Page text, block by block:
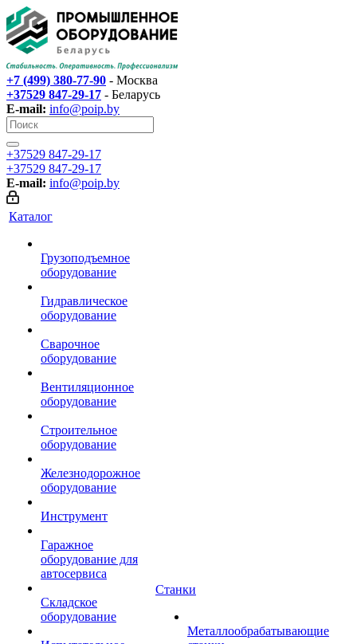
+7 (499) 380-77-90 - Москва
+37529 847-29-17‬ - Беларусь
E-mail: info@poip.by
+37529 847-29-17‬
+37529 847-29-17‬
E-mail: info@poip.by
Каталог
Грузоподъемное
оборудование
Гидравлическое
оборудование
Сварочное
оборудование
Вентиляционное
оборудование
Строительное
оборудование
Железнодорожное
оборудование
Инструмент
Гаражное
оборудование для
автосервиса
Складское
оборудование
Станки
Металлообрабатывающие